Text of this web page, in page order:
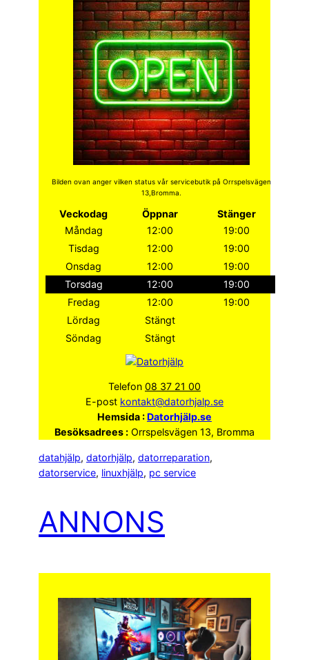
Bilden ovan anger vilken status vår servicebutik på Orrspelsvägen
13,Bromma.
Veckodag Öppnar
Stänger
Måndag
12:00
19:00
Tisdag
12:00
19:00
Onsdag
12:00
19:00
Torsdag
12:00
19:00
Fredag
12:00
19:00
Lördag
Stängt
Söndag
Stängt
Telefon 08 37 21 00
E-post kontakt@datorhjalp.se
Hemsida :Datorhjälp.se
Besöksadrees : Orrspelsvägen 13, Bromma
datahjälp, datorhjälp, datorreparation
datorservice, linuxhjälp, pc service
ANNONS